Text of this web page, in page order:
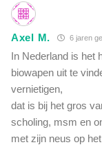
Axel M. 6 jaren
In Nederland is het
biowapen uit te
vernietigen,
dat is bij het gros
scholing, msm en
met zijn neus op